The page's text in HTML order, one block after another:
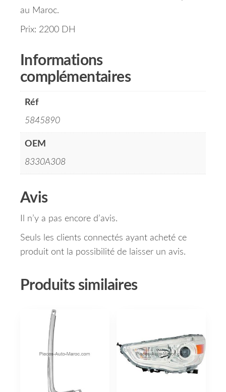
au Maroc.
Prix: 2200 DH
Informations
complémentaires
Réf
5845890
OEM
8330A308
Avis
Il n’y a pas encore d’avis.
Seuls les clients connectés ayant acheté ce
produit ont la possibilité de laisser un avis.
Produits similaires